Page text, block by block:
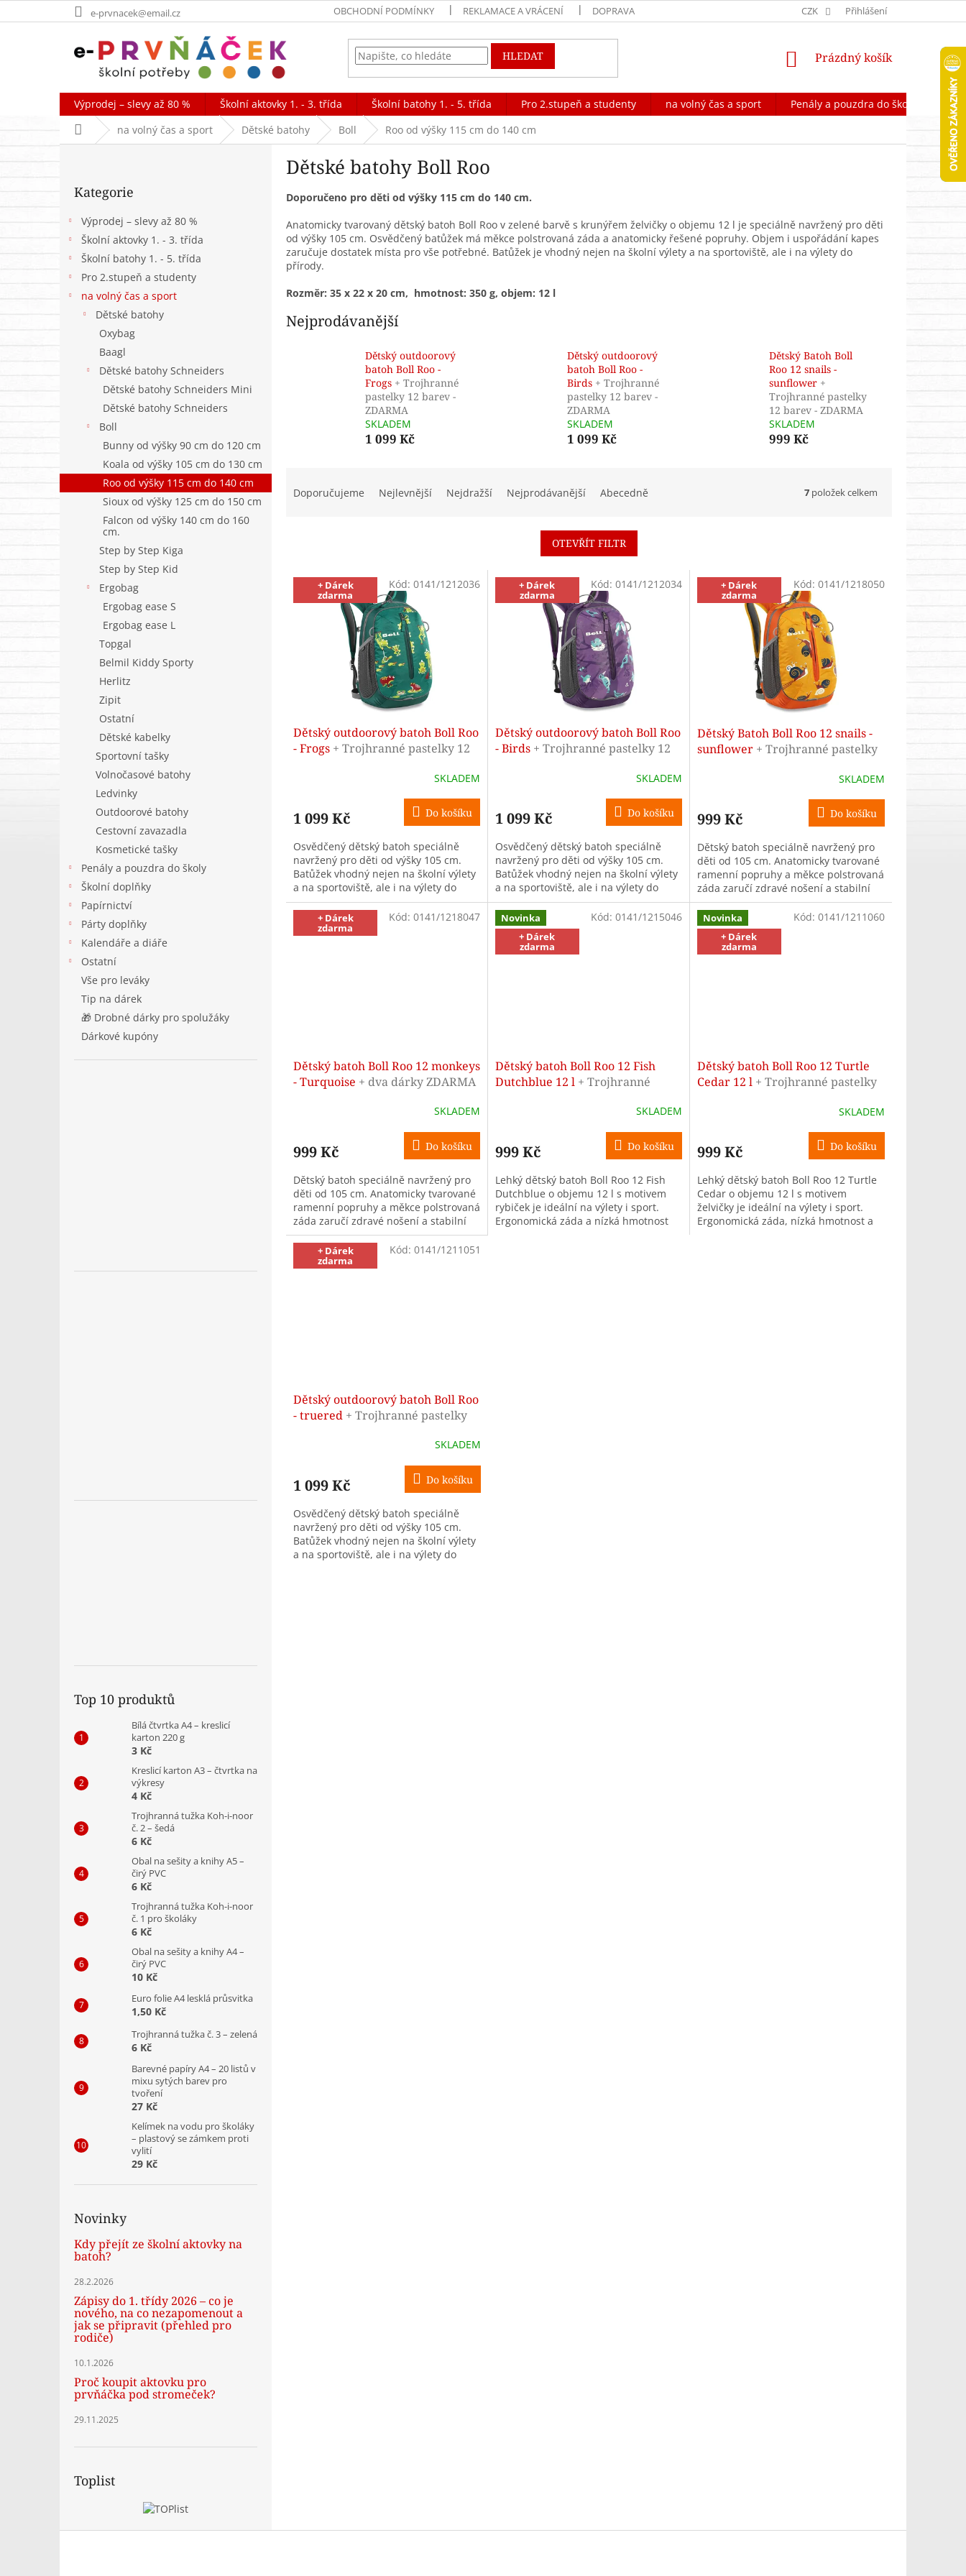
na
e-prvnacek@email.cz OBCHODNÍ PODMÍNKY REKLAMACE A VRÁCENÍ DOPRAVA FORMULÁŘ NA ODSTOUPENÍ OD
CZK Přihlášení
HLEDAT
NÁKUPNÍ
Prázdný košík
Výprodej – slevy až 80 % Školní aktovky 1. - 3. třída Školní batohy 1. - 5. třída Pro 2.stupeň a studenty na volný čas a sport Penály a pouzdra do školy
Domů na volný čas a sport Dětské batohy Boll Roo od výšky 115 cm do 140 cm
P
n
kategorie
Kategorie
Výprodej – slevy až 80 %
Školní aktovky 1. - 3. třída
Školní batohy 1. - 5. třída
Pro 2.stupeň a studenty
na volný čas a sport
Dětské batohy
Oxybag
Baagl
Dětské batohy Schneiders
Dětské batohy Schneiders Mini
Dětské batohy Schneiders
Boll
Bunny od výšky 90 cm do 120 cm
Koala od výšky 105 cm do 130 cm
Roo od výšky 115 cm do 140 cm
Sioux od výšky 125 cm do 150 cm
Falcon od výšky 140 cm do 160
cm.
Step by Step Kiga
Step by Step Kid
Ergobag
Ergobag ease S
Ergobag ease L
Topgal
Belmil Kiddy Sporty
Herlitz
Zipit
Ostatní
Dětské kabelky
Sportovní tašky
Volnočasové batohy
Ledvinky
Outdoorové batohy
Cestovní zavazadla
Kosmetické tašky
Penály a pouzdra do školy
Školní doplňky
Papírnictví
Párty doplňky
Kalendáře a diáře
Ostatní
Vše pro leváky
Tip na dárek
🎁 Drobné dárky pro spolužáky
Dárkové kupóny
Top 10 produktů
Bílá čtvrtka A4 – kreslicí
karton 220 g
3 Kč
Kreslicí karton A3 – čtvrtka na
výkresy
4 Kč
Trojhranná tužka Koh-i-noor
č. 2 – šedá
6 Kč
Obal na sešity a knihy A5 –
čirý PVC
6 Kč
Trojhranná tužka Koh-i-noor
č. 1 pro školáky
6 Kč
Obal na sešity a knihy A4 –
čirý PVC
10 Kč
Euro folie A4 lesklá průsvitka
1,50 Kč
Trojhranná tužka č. 3 – zelená
6 Kč
Barevné papíry A4 – 20 listů v
mixu sytých barev pro
tvoření
27 Kč
Kelímek na vodu pro školáky
– plastový se zámkem proti
vylití
29 Kč
Novinky
Kdy přejít ze školní aktovky na
batoh?
28.2.2026
Zápisy do 1. třídy 2026 – co je
nového, na co nezapomenout a
jak se připravit (přehled pro
rodiče)
10.1.2026
Proč koupit aktovku pro
prvňáčka pod stromeček?
29.11.2025
Toplist
Dětské batohy Boll Roo
Doporučeno pro děti od výšky 115 cm do 140 cm.
Anatomicky tvarovaný dětský batoh Boll Roo v zelené barvě s krunýřem želvičky o objemu 12 l je speciálně navržený pro děti
od výšky 105 cm. Osvědčený batůžek má měkce polstrovaná záda a anatomicky řešené popruhy. Objem i uspořádání kapes
zaručuje dostatek místa pro vše potřebné. Batůžek je vhodný nejen na školní výlety a na sportoviště, ale i na výlety do
přírody.
Rozměr: 35 x 22 x 20 cm, hmotnost: 350 g, objem: 12 l
Nejprodávanější
Dětský outdoorový
batoh Boll Roo -
Frogs + Trojhranné
pastelky 12 barev -
ZDARMA
SKLADEM
1 099 Kč
Dětský outdoorový
batoh Boll Roo -
Birds + Trojhranné
pastelky 12 barev -
ZDARMA
SKLADEM
1 099 Kč
Dětský Batoh Boll
Roo 12 snails -
sunflower +
Trojhranné pastelky
12 barev - ZDARMA
SKLADEM
999 Kč
o
Doporučujeme Nejlevnější Nejdražší Nejprodávanější Abecedně 7 položek celkem
OTEVŘÍT FILTR
V
p
k
+ Dárek
zdarma
Dětský outdoorový batoh Boll Roo
- Frogs + Trojhranné pastelky 12
SKLADEM
1 099 Kč Do košíku
Osvědčený dětský batoh speciálně
navržený pro děti od výšky 105 cm.
Batůžek vhodný nejen na školní výlety
a na sportoviště, ale i na výlety do
přírody. Anatomicky tvarované...
Kód: 0141/1212036 + Dárek
zdarma
Dětský outdoorový batoh Boll Roo
- Birds + Trojhranné pastelky 12
SKLADEM
1 099 Kč Do košíku
Osvědčený dětský batoh speciálně
navržený pro děti od výšky 105 cm.
Batůžek vhodný nejen na školní výlety
a na sportoviště, ale i na výlety do
přírody. Anatomicky tvarované...
Kód: 0141/1212034 + Dárek
zdarma
Dětský Batoh Boll Roo 12 snails -
sunflower + Trojhranné pastelky
SKLADEM
999 Kč Do košíku
Dětský batoh speciálně navržený pro
děti od 105 cm. Anatomicky tvarované
ramenní popruhy a měkce polstrovaná
záda zaručí zdravé nošení a stabilní
posed. Batůžek vhodný...
Kód: 0141/1218050
+ Dárek
zdarma
Dětský batoh Boll Roo 12 monkeys
- Turquoise + dva dárky ZDARMA
SKLADEM
999 Kč Do košíku
Dětský batoh speciálně navržený pro
děti od 105 cm. Anatomicky tvarované
ramenní popruhy a měkce polstrovaná
záda zaručí zdravé nošení a stabilní
posed. Batůžek vhodný...
Kód: 0141/1218047
Novinka
+ Dárek
zdarma
Dětský batoh Boll Roo 12 Fish
Dutchblue 12 l + Trojhranné
SKLADEM
999 Kč Do košíku
Lehký dětský batoh Boll Roo 12 Fish
Dutchblue o objemu 12 l s motivem
rybiček je ideální na výlety i sport.
Ergonomická záda a nízká hmotnost
Kód: 0141/1215046
Novinka
+ Dárek
zdarma
Dětský batoh Boll Roo 12 Turtle
Cedar 12 l + Trojhranné pastelky
SKLADEM
999 Kč Do košíku
Lehký dětský batoh Boll Roo 12 Turtle
Cedar o objemu 12 l s motivem
želvičky je ideální na výlety i sport.
Ergonomická záda, nízká hmotnost a
Kód: 0141/1211060
+ Dárek
zdarma
Dětský outdoorový batoh Boll Roo
- truered + Trojhranné pastelky
SKLADEM
1 099 Kč Do košíku
Osvědčený dětský batoh speciálně
navržený pro děti od výšky 105 cm.
Batůžek vhodný nejen na školní výlety
a na sportoviště, ale i na výlety do
Kód: 0141/1211051